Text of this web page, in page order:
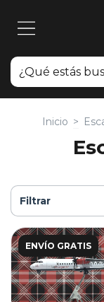
Inicio >
Filtrar
ENVÍO GRATIS